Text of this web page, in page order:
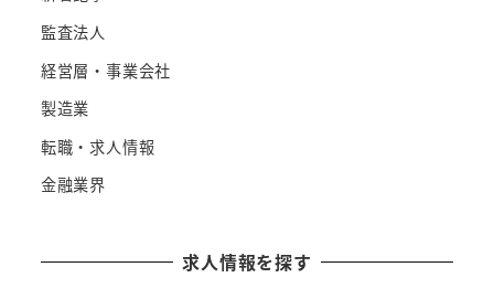
監査法人
経営層・事業会社
製造業
転職・求人情報
金融業界
求人情報を探す